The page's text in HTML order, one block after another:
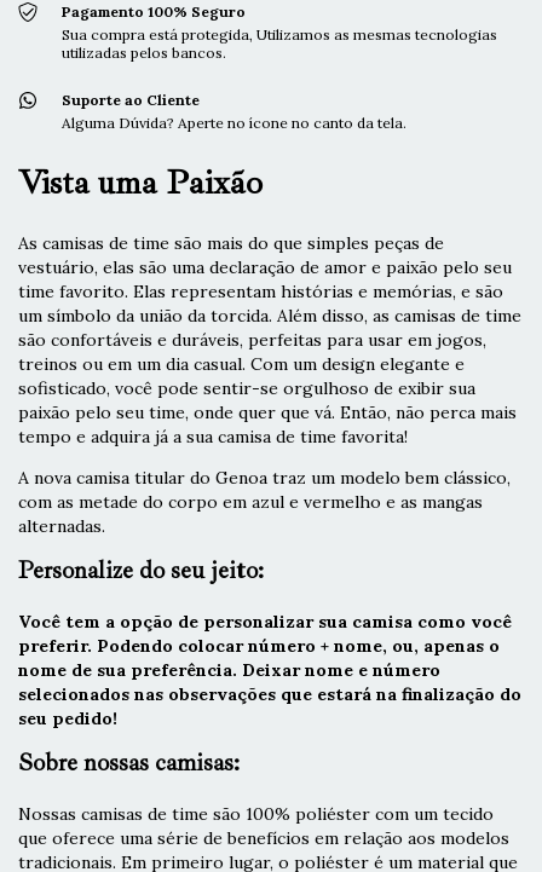
Pagamento 100% Seguro
Sua compra está protegida, Utilizamos as mesmas tecnologias
utilizadas pelos bancos.
Suporte ao Cliente
Alguma Dúvida? Aperte no ícone no canto da tela.
Vista uma Paixão
As camisas de time são mais do que simples peças de
vestuário, elas são uma declaração de amor e paixão pelo seu
time favorito. Elas representam histórias e memórias, e são
um símbolo da união da torcida. Além disso, as camisas de time
são confortáveis e duráveis, perfeitas para usar em jogos,
treinos ou em um dia casual. Com um design elegante e
sofisticado, você pode sentir-se orgulhoso de exibir sua
paixão pelo seu time, onde quer que vá. Então, não perca mais
tempo e adquira já a sua camisa de time favorita!
A nova camisa titular do Genoa traz um modelo bem clássico,
com as metade do corpo em azul e vermelho e as mangas
alternadas.
Personalize do seu jeito:
Você tem a opção de personalizar sua camisa como você
preferir. Podendo colocar número + nome, ou, apenas o
nome de sua preferência. Deixar nome e número
selecionados nas observações que estará na finalização do
seu pedido!
Sobre nossas camisas:
Nossas camisas de time são 100% poliéster com um tecido
que oferece uma série de benefícios em relação aos modelos
tradicionais. Em primeiro lugar, o poliéster é um material que